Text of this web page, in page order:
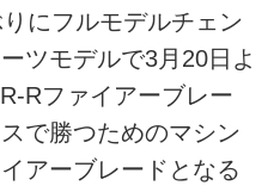
にフルモデルチェン
ツモデルで3月20日よ
Rファイアーブレー
で勝つためのマシン
アーブレードとなる